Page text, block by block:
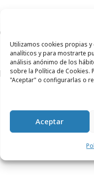
Utilizamos cookies propias
analíticos y para mostrarte
análisis anónimo de los
sobre la Política de
"Aceptar" o configurarlas o
Aceptar
-director de
posteriormente
desarrollado
o Bancaja,